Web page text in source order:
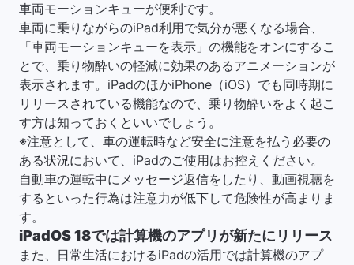
車両モーションキューが便利です。
車両に乗りながらのiPad利用で気分が悪くなる場合、
「車両モーションキューを表示」の機能をオンにするこ
とで、乗り物酔いの軽減に効果のあるアニメーションが
表示されます。iPadのほかiPhone（iOS）でも同時期に
リリースされている機能なので、乗り物酔いをよく起こ
す方は知っておくといいでしょう。
※注意として、車の運転時など安全に注意を払う必要の
ある状況において、iPadのご使用はお控えください。
自動車の運転中にメッセージ返信をしたり、動画視聴を
するといった行為は注意力が低下して危険性が高まりま
す。
iPadOS 18では計算機のアプリが新たにリリース
また、日常生活におけるiPadの活用では計算機のアプ